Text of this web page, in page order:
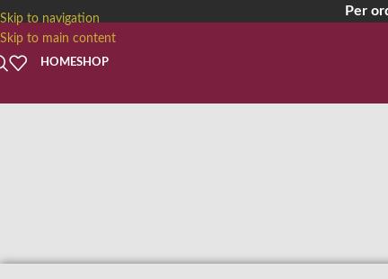
Skip to navigation
Skip to main content
Per
HOMESHOP